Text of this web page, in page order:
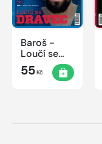
Baroš -
Loučí se
dravec
55Kč